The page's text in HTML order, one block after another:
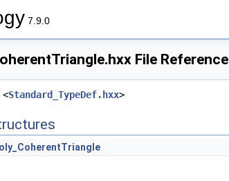
7.9.0
File Reference
Standard_TypeDef.hxx>